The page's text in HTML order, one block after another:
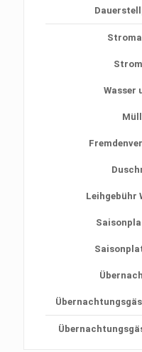
Wasser
Leihgebühr